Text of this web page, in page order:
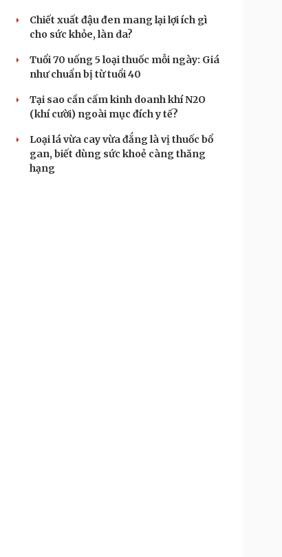
Chiết xuất đậu đen mang lại lợi ích gì
cho sức khỏe, làn da?
Tuổi 70 uống 5 loại thuốc mỗi ngày: Giá
như chuẩn bị từ tuổi 40
Tại sao cần cấm kinh doanh khí N2O
(khí cười) ngoài mục đích y tế?
Loại lá vừa cay vừa đắng là vị thuốc bổ
gan, biết dùng sức khoẻ càng thăng
hạng